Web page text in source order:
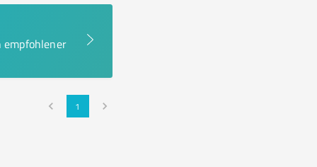
empfohlener
1